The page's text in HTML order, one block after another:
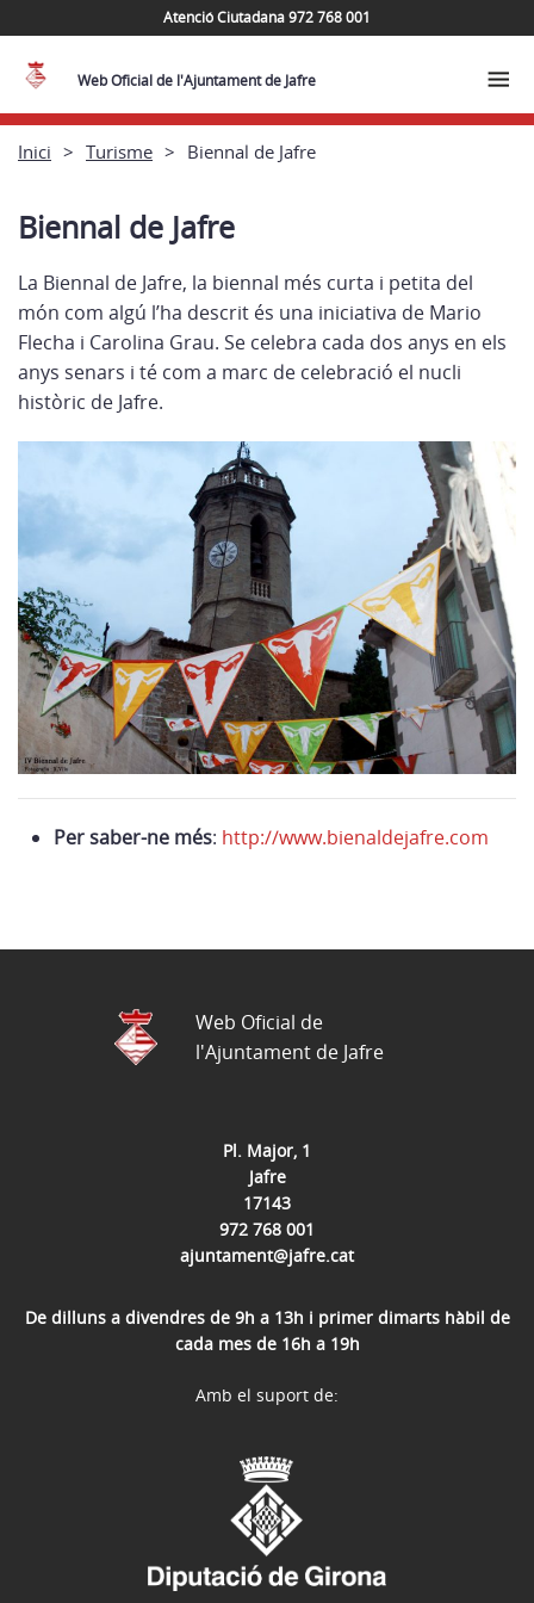
Atenció Ciutadana 972 768 001
Web Oficial de l'Ajuntament de Jafre
Inici Turisme Biennal de Jafre
Biennal de Jafre
La Biennal de Jafre, la biennal més curta i petita del
món com algú l’ha descrit és una iniciativa de Mario
Flecha i Carolina Grau. Se celebra cada dos anys en els
anys senars i té com a marc de celebració el nucli
històric de Jafre.
Per saber-ne més: http://www.bienaldejafre.com
Pl. Major, 1
Jafre
17143
972 768 001
ajuntament@jafre.cat
De dilluns a divendres de 9h a 13h i primer dimarts hàbil de
cada mes de 16h a 19h
Web Oficial de
l'Ajuntament de Jafre
Amb el suport de: